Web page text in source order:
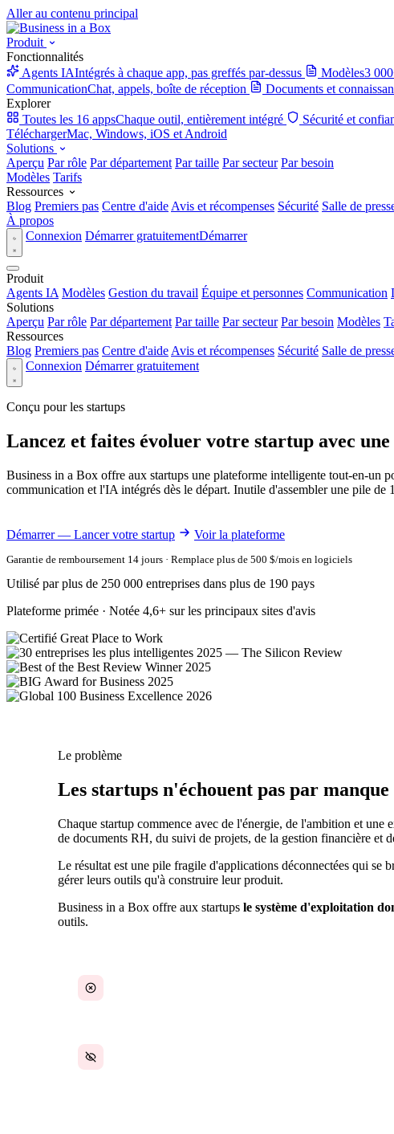
Aller au contenu principal
Produit
Fonctionnalités
Agents IAIntégrés à chaque app, pas greffés par-dessus Modèles3
CommunicationChat, appels, boîte de réception Documents et
Explorer
Toutes les 16 appsChaque outil, entièrement intégré Sécurité et
TéléchargerMac, Windows, iOS et Android
Solutions
Aperçu Par rôle Par département Par taille Par secteur Par besoin
Modèles Tarifs
Ressources
Blog Premiers pas Centre d'aide Avis et récompenses Sécurité Salle de
À propos
Connexion Démarrer gratuitementDémarrer
Produit
Agents IA Modèles Gestion du travail Équipe et personnes Communication
Solutions
Aperçu Par rôle Par département Par taille Par secteur Par besoin Modèles
Ressources
Blog Premiers pas Centre d'aide Avis et récompenses Sécurité Salle de
Connexion Démarrer gratuitement
Conçu pour les startups
Lancez et faites évoluer votre startup avec
Business in a Box offre aux startups une plateforme intelligente tout-en-un
communication et l'IA intégrés dès le départ. Inutile d'assembler une pile de
Démarrer — Lancer votre startup Voir la plateforme
Garantie de remboursement 14 jours · Remplace plus de 500 $/mois en logiciels
Utilisé par plus de 250 000 entreprises dans plus de 190 pays
Plateforme primée · Notée 4,6+ sur les principaux sites d'avis
Le problème
Les startups n'échouent pas par
Chaque startup commence avec de l'énergie, de l'ambition et
de documents RH, du suivi de projets, de la gestion financière et
Le résultat est une pile fragile d'applications déconnectées qui se
gérer leurs outils qu'à construire leur produit.
Business in a Box offre aux startups le système d'exploitation
outils.